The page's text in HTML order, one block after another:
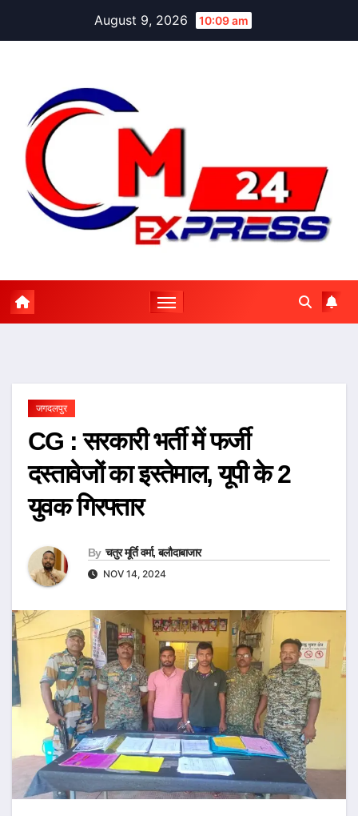
August 9, 2026 10:09 am
जगदलपुर
CG : सरकारी भर्ती में फर्जी
दस्तावेजों का इस्तेमाल, यूपी के 2
युवक गिरफ्तार
By चतुर मूर्ति वर्मा, बलौदाबाजार
NOV 14, 2024